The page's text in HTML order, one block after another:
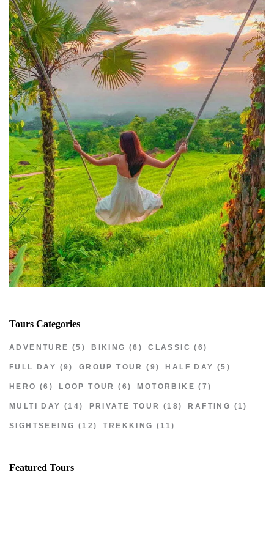
Tours Categories
ADVENTURE (5) BIKING (6) CLASSIC (6)
FULL DAY (9) GROUP TOUR (9) HALF DAY (5)
HERO (6) LOOP TOUR (6) MOTORBIKE (7)
MULTI DAY (14) PRIVATE TOUR (18) RAFTING (1)
SIGHTSEEING (12) TREKKING (11)
Featured Tours